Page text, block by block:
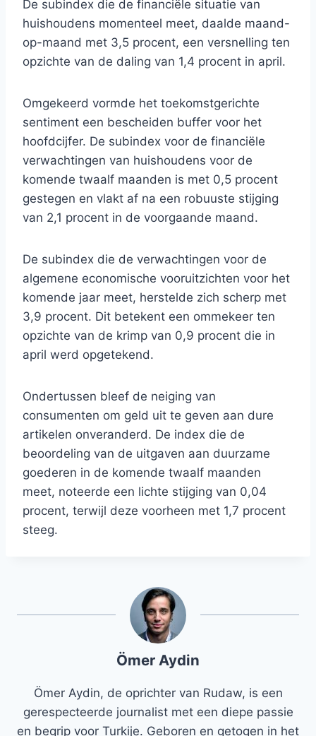
De subindex die de financiële situatie van
huishoudens momenteel meet, daalde maand-
op-maand met 3,5 procent, een versnelling ten
opzichte van de daling van 1,4 procent in april.
Omgekeerd vormde het toekomstgerichte
sentiment een bescheiden buffer voor het
hoofdcijfer. De subindex voor de financiële
verwachtingen van huishoudens voor de
komende twaalf maanden is met 0,5 procent
gestegen en vlakt af na een robuuste stijging
van 2,1 procent in de voorgaande maand.
De subindex die de verwachtingen voor de
algemene economische vooruitzichten voor het
komende jaar meet, herstelde zich scherp met
3,9 procent. Dit betekent een ommekeer ten
opzichte van de krimp van 0,9 procent die in
april werd opgetekend.
Ondertussen bleef de neiging van
consumenten om geld uit te geven aan dure
artikelen onveranderd. De index die de
beoordeling van de uitgaven aan duurzame
goederen in de komende twaalf maanden
meet, noteerde een lichte stijging van 0,04
procent, terwijl deze voorheen met 1,7 procent
steeg.
Ömer Aydin
Ömer Aydin, de oprichter van Rudaw, is een
gerespecteerde journalist met een diepe passie
en begrip voor Turkije. Geboren en getogen in het